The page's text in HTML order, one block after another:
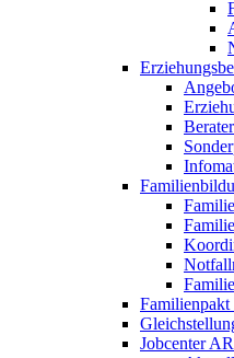
Familienpakt
Jobcenter